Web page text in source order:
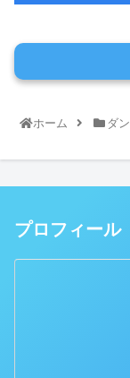
ホーム ダ
プロフィール